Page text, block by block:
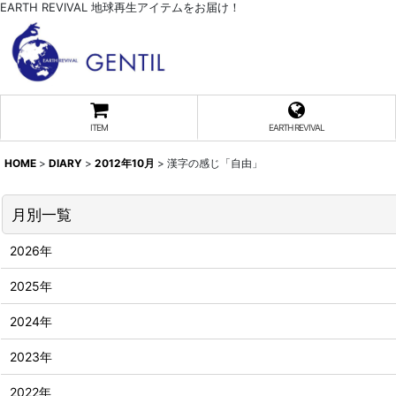
EARTH REVIVAL 地球再生アイテムをお届け！
ITEM EARTH REVIVAL
HOME > DIARY > 2012年10月 > 漢字の感じ「自由」
月別一覧
2026年
2025年
2024年
2023年
2022年